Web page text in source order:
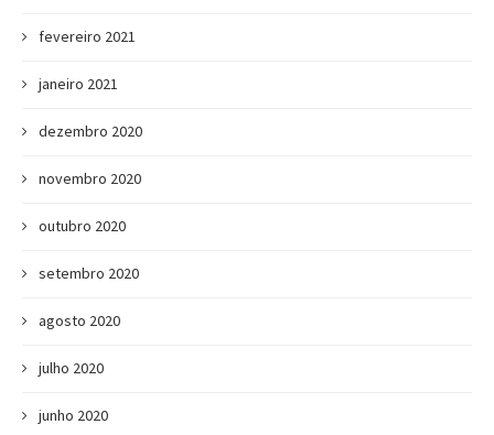
fevereiro 2021
janeiro 2021
dezembro 2020
novembro 2020
outubro 2020
setembro 2020
agosto 2020
julho 2020
junho 2020